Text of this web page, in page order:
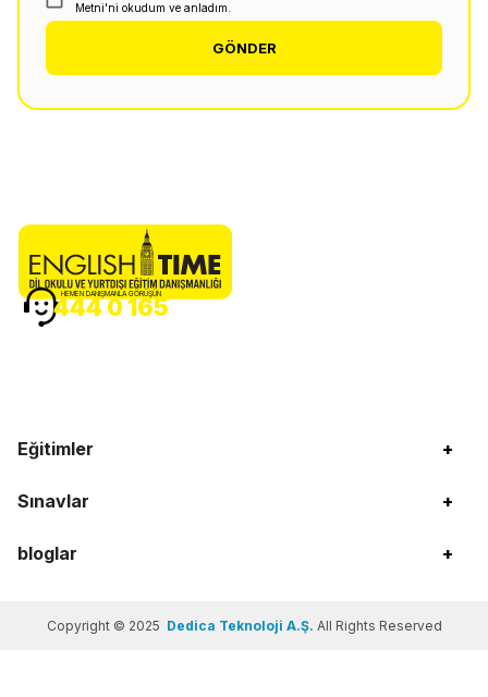
Metni'ni okudum ve anladım.
GÖNDER
Eğitimler +
Sınavlar +
bloglar +
HEMEN DANIŞMANLA GÖRÜŞÜN
444 0 165
Copyright © 2025 Dedica Teknoloji A.Ş. All Rights Reserved